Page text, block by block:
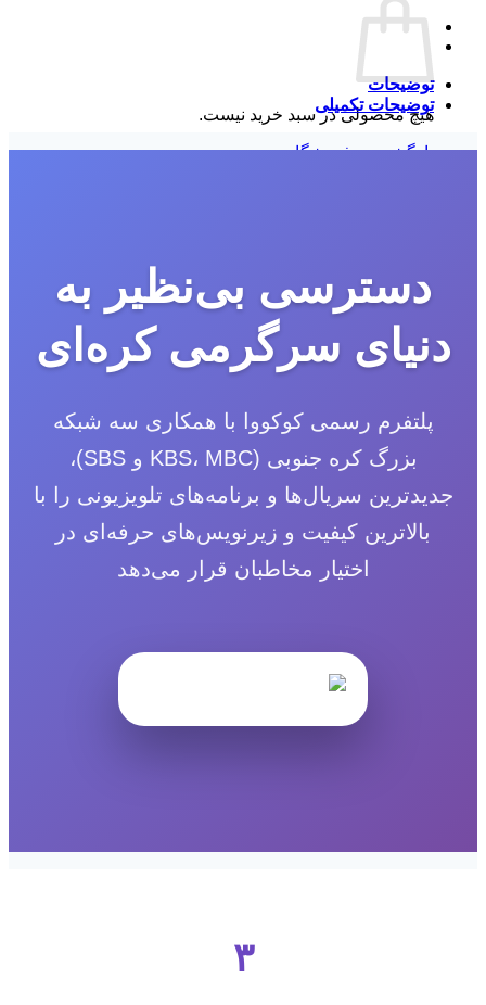
هیچ محصولی در سبد خرید نیست.
بازگشت به فروشگاه
توضیحات
توضیحات تکمیلی
دسترسی بی‌نظیر به
دنیای سرگرمی کره‌ای
پلتفرم رسمی کوکووا با همکاری سه شبکه
بزرگ کره جنوبی (KBS، MBC و SBS)،
جدیدترین سریال‌ها و برنامه‌های تلویزیونی را با
بالاترین کیفیت و زیرنویس‌های حرفه‌ای در
اختیار مخاطبان قرار می‌دهد
۳